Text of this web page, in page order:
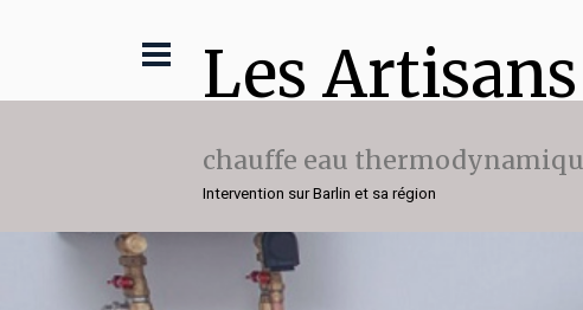
Les Artisans
chauffe eau
Intervention sur Barlin et sa région